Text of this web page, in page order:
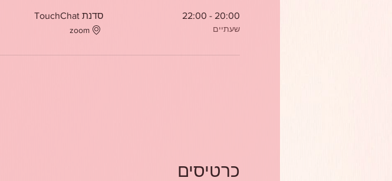
20:00 - 22:00
שעתיים
סדנת TouchChat
zoom
כרטיסים